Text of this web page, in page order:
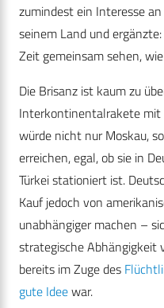
zumindest ein Interesse
seinem Land und
Zeit gemeinsam sehen,
Die Brisanz ist kaum zu
Interkontinentalrakete
würde nicht nur Moskau,
erreichen, egal, ob sie in
Türkei stationiert ist.
Kauf jedoch von
unabhängiger machen –
strategische Abhängigkeit
bereits im Zuge des
gute Ideewar.